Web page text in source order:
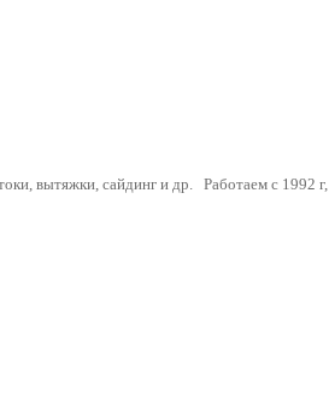
вытяжки, сайдинг и др. Работаем с 1992 г,